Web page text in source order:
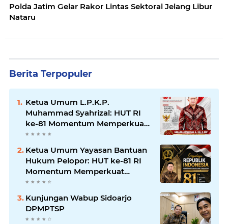
Polda Jatim Gelar Rakor Lintas Sektoral Jelang Libur
Nataru
Berita Terpopuler
Ketua Umum L.P.K.P.
Muhammad Syahrizal: HUT RI
ke-81 Momentum Memperkuat
Persatuan dan Keadilan bagi
Ketua Umum Yayasan Bantuan
Hukum Pelopor: HUT ke-81 RI
Momentum Memperkuat
Keadilan, Persatuan, dan
Kunjungan Wabup Sidoarjo
DPMPTSP